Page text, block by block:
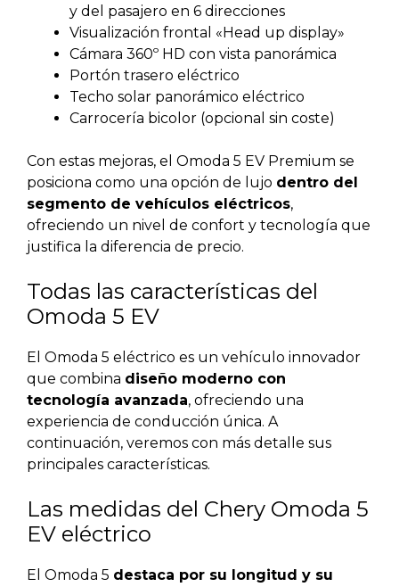
y del pasajero en 6 direcciones
Visualización frontal «Head up display»
Cámara 360º HD con vista panorámica
Portón trasero eléctrico
Techo solar panorámico eléctrico
Carrocería bicolor (opcional sin coste)
Con estas mejoras, el Omoda 5 EV Premium se
posiciona como una opción de lujo dentro del
segmento de vehículos eléctricos,
ofreciendo un nivel de confort y tecnología que
justifica la diferencia de precio.
Todas las características del
Omoda 5 EV
El Omoda 5 eléctrico es un vehículo innovador
que combina diseño moderno con
tecnología avanzada, ofreciendo una
experiencia de conducción única. A
continuación, veremos con más detalle sus
principales características.
Las medidas del Chery Omoda 5
EV eléctrico
El Omoda 5 destaca por su longitud y su